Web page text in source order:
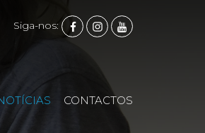
Siga-nos: FACEBOOK
INSTAGRAM
YOUTUBE
CONTACTOS